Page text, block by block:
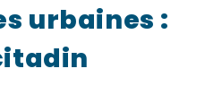
urbaines :